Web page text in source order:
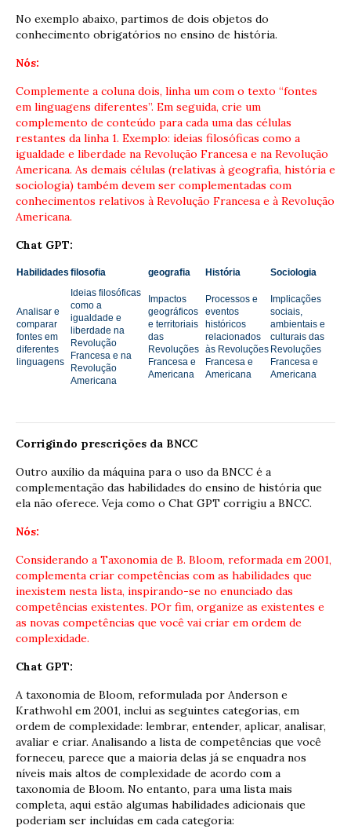
No exemplo abaixo, partimos de dois objetos do
conhecimento obrigatórios no ensino de história.
Nós:
Complemente a coluna dois, linha um com o texto “fontes
em linguagens diferentes”. Em seguida, crie um
complemento de conteúdo para cada uma das células
restantes da linha 1. Exemplo: ideias filosóficas como a
igualdade e liberdade na Revolução Francesa e na Revolução
Americana. As demais células (relativas à geografia, história e
sociologia) também devem ser complementadas com
conhecimentos relativos à Revolução Francesa e à Revolução
Americana.
Chat GPT:
Habilidades filosofia geografia História Sociologia
Analisar e
comparar
fontes em
diferentes
linguagens
Ideias filosóficas
como a
igualdade e
liberdade na
Revolução
Francesa e na
Revolução
Americana
Impactos
geográficos
e territoriais
das
Revoluções
Francesa e
Americana
Processos e
eventos
históricos
relacionados
às Revoluções
Francesa e
Americana
Implicações
sociais,
ambientais e
culturais das
Revoluções
Francesa e
Americana
Corrigindo prescrições da BNCC
Outro auxílio da máquina para o uso da BNCC é a
complementação das habilidades do ensino de história que
ela não oferece. Veja como o Chat GPT corrigiu a BNCC.
Nós:
Considerando a Taxonomia de B. Bloom, reformada em 2001,
complementa criar competências com as habilidades que
inexistem nesta lista, inspirando-se no enunciado das
competências existentes. POr fim, organize as existentes e
as novas competências que você vai criar em ordem de
complexidade.
Chat GPT:
A taxonomia de Bloom, reformulada por Anderson e
Krathwohl em 2001, inclui as seguintes categorias, em
ordem de complexidade: lembrar, entender, aplicar, analisar,
avaliar e criar. Analisando a lista de competências que você
forneceu, parece que a maioria delas já se enquadra nos
níveis mais altos de complexidade de acordo com a
taxonomia de Bloom. No entanto, para uma lista mais
completa, aqui estão algumas habilidades adicionais que
poderiam ser incluídas em cada categoria: